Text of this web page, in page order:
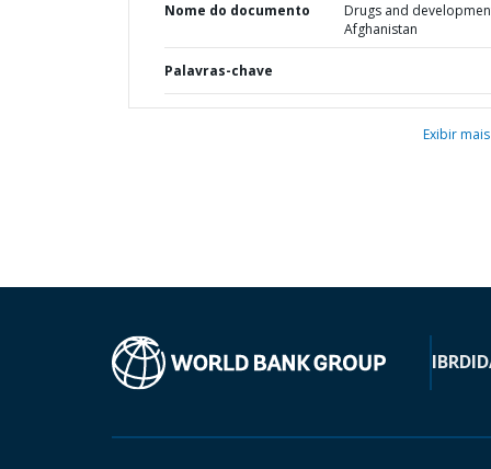
Nome do documento
Drugs and
Afghanistan
Palavras-chave
Exibir mais
IBRD